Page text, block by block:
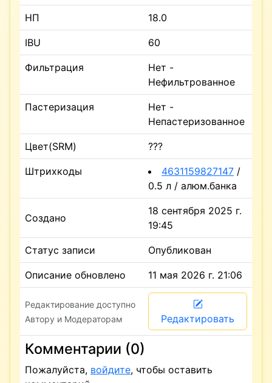
НП 18.0
IBU 60
Фильтрация
Нет -
Нефильтрованное
Пастеризация
Нет -
Непастеризованное
Цвет(SRM) ???
Штрихкоды 4631159827147 /
0.5 л / алюм.банка
Создано
18 сентября 2025 г.
19:45
Статус записи Опубликован
Описание обновлено 11 мая 2026 г. 21:06
Редактирование доступно
Автору и Модераторам
Редактировать
Комментарии (0)
Пожалуйста, войдите, чтобы оставить